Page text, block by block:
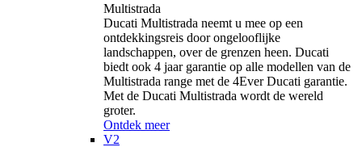
Multistrada
Ducati Multistrada neemt u mee op een
ontdekkingsreis door ongelooflijke
landschappen, over de grenzen heen. Ducati
biedt ook 4 jaar garantie op alle modellen van de
Multistrada range met de 4Ever Ducati garantie.
Met de Ducati Multistrada wordt de wereld
groter.
Ontdek meer
V2